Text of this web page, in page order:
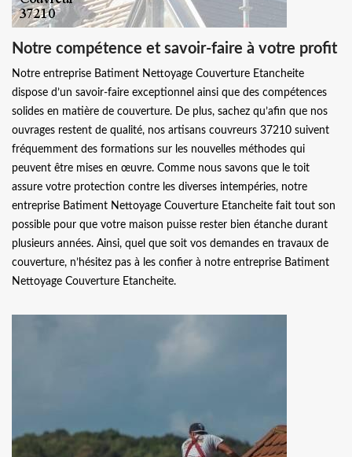
Notre compétence et savoir-faire à votre profit
Notre entreprise Batiment Nettoyage Couverture Etancheite
dispose d’un savoir-faire exceptionnel ainsi que des compétences
solides en matière de couverture. De plus, sachez qu’afin que nos
ouvrages restent de qualité, nos artisans couvreurs 37210 suivent
fréquemment des formations sur les nouvelles méthodes qui
peuvent être mises en œuvre. Comme nous savons que le toit
assure votre protection contre les diverses intempéries, notre
entreprise Batiment Nettoyage Couverture Etancheite fait tout son
possible pour que votre maison puisse rester bien étanche durant
plusieurs années. Ainsi, quel que soit vos demandes en travaux de
couverture, n’hésitez pas à les confier à notre entreprise Batiment
Nettoyage Couverture Etancheite.